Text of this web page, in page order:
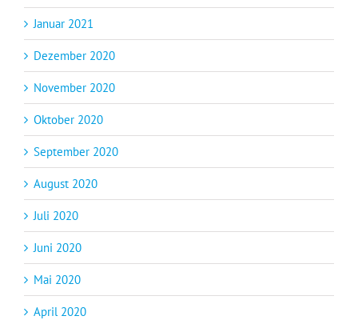
Januar 2021
Dezember 2020
November 2020
Oktober 2020
September 2020
August 2020
Juli 2020
Juni 2020
Mai 2020
April 2020